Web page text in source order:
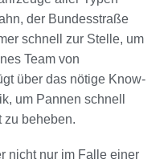
der Bundesstraße
schnell zur Stelle, um
Team von
über das nötige Know-
um Pannen schnell
zu beheben.
nicht nur im Falle einer